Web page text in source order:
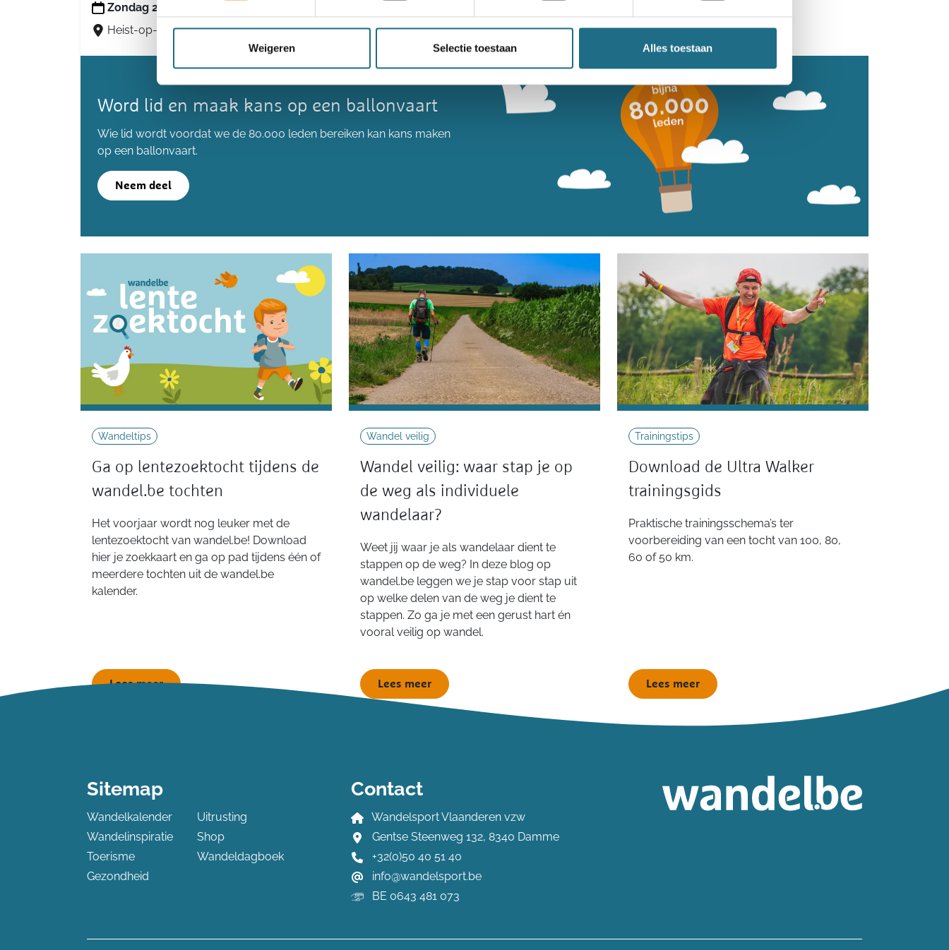
Weigeren Selectie toestaan Alles toestaan
Zondag 27 september 2026
Heist-op-den-Berg, Antwerpen
Word lid en maak kans op een ballonvaart
Wie lid wordt voordat we de 80.000 leden bereiken kan kans maken
op een ballonvaart.
Neem deel
Wandeltips
Ga op lentezoektocht tijdens de
wandel.be tochten
Het voorjaar wordt nog leuker met de
lentezoektocht van wandel.be! Download
hier je zoekkaart en ga op pad tijdens één of
meerdere tochten uit de wandel.be
kalender.
Lees meer
Wandel veilig
Wandel veilig: waar stap je op
de weg als individuele
wandelaar?
Weet jij waar je als wandelaar dient te
stappen op de weg? In deze blog op
wandel.be leggen we je stap voor stap uit
op welke delen van de weg je dient te
stappen. Zo ga je met een gerust hart én
vooral veilig op wandel.
Lees meer
Trainingstips
Download de Ultra Walker
trainingsgids
Praktische trainingsschema’s ter
voorbereiding van een tocht van 100, 80,
60 of 50 km.
Lees meer
Sitemap
Wandelkalender
Wandelinspiratie
Toerisme
Gezondheid
Uitrusting
Shop
Wandeldagboek
Contact
Wandelsport Vlaanderen vzw
Gentse Steenweg 132, 8340 Damme
+32(0)50 40 51 40
info@wandelsport.be
BE 0643 481 073